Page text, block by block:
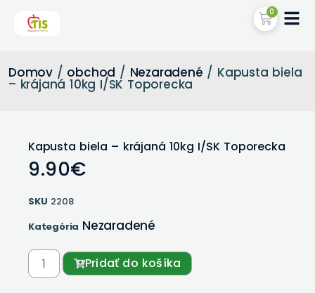
0
Domov / obchod / Nezaradené / Kapusta biela
– krájaná 10kg I/SK Toporecka
Kapusta biela – krájaná 10kg I/SK Toporecka
9.90€
SKU 2208
Kategória Nezaradené
Pridať do košíka